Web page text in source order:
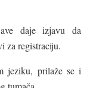
daje izjavu da
za registraciju.
jeziku, prilaže se i